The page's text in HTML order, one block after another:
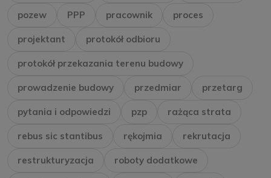
pozew PPP pracownik proces
projektant protokół odbioru
protokół przekazania terenu budowy
prowadzenie budowy przedmiar przetarg
pytania i odpowiedzi pzp rażąca strata
rebus sic stantibus rękojmia rekrutacja
restrukturyzacja roboty dodatkowe